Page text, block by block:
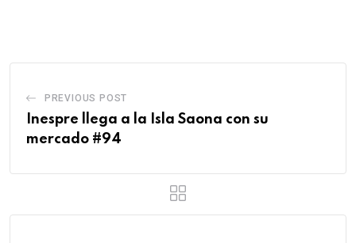
PREVIOUS POST
Inespre llega a la Isla Saona con su
mercado #94